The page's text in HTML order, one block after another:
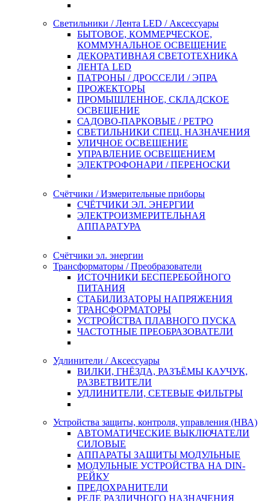
Светильники / Лента LED / Аксессуары
БЫТОВОЕ, КОММЕРЧЕСКОЕ,
КОММУНАЛЬНОЕ ОСВЕЩЕНИЕ
ДЕКОРАТИВНАЯ СВЕТОТЕХНИКА
ЛЕНТА LED
ПАТРОНЫ / ДРОССЕЛИ / ЭПРА
ПРОЖЕКТОРЫ
ПРОМЫШЛЕННОЕ, СКЛАДСКОЕ
ОСВЕЩЕНИЕ
САДОВО-ПАРКОВЫЕ / РЕТРО
СВЕТИЛЬНИКИ СПЕЦ. НАЗНАЧЕНИЯ
УЛИЧНОЕ ОСВЕЩЕНИЕ
УПРАВЛЕНИЕ ОСВЕЩЕНИЕМ
ЭЛЕКТРОФОНАРИ / ПЕРЕНОСКИ
Счётчики / Измерительные приборы
СЧЁТЧИКИ ЭЛ. ЭНЕРГИИ
ЭЛЕКТРОИЗМЕРИТЕЛЬНАЯ
АППАРАТУРА
Счётчики эл. энергии
Трансформаторы / Преобразователи
ИСТОЧНИКИ БЕСПЕРЕБОЙНОГО
ПИТАНИЯ
СТАБИЛИЗАТОРЫ НАПРЯЖЕНИЯ
ТРАНСФОРМАТОРЫ
УСТРОЙСТВА ПЛАВНОГО ПУСКА
ЧАСТОТНЫЕ ПРЕОБРАЗОВАТЕЛИ
Удлинители / Аксессуары
ВИЛКИ, ГНЁЗДА, РАЗЪЁМЫ КАУЧУК,
РАЗВЕТВИТЕЛИ
УДЛИНИТЕЛИ, СЕТЕВЫЕ ФИЛЬТРЫ
Устройства защиты, контроля, управления (НВА)
АВТОМАТИЧЕСКИЕ ВЫКЛЮЧАТЕЛИ
СИЛОВЫЕ
АППАРАТЫ ЗАЩИТЫ МОДУЛЬНЫЕ
МОДУЛЬНЫЕ УСТРОЙСТВА НА DIN-
РЕЙКУ
ПРЕДОХРАНИТЕЛИ
РЕЛЕ РАЗЛИЧНОГО НАЗНАЧЕНИЯ